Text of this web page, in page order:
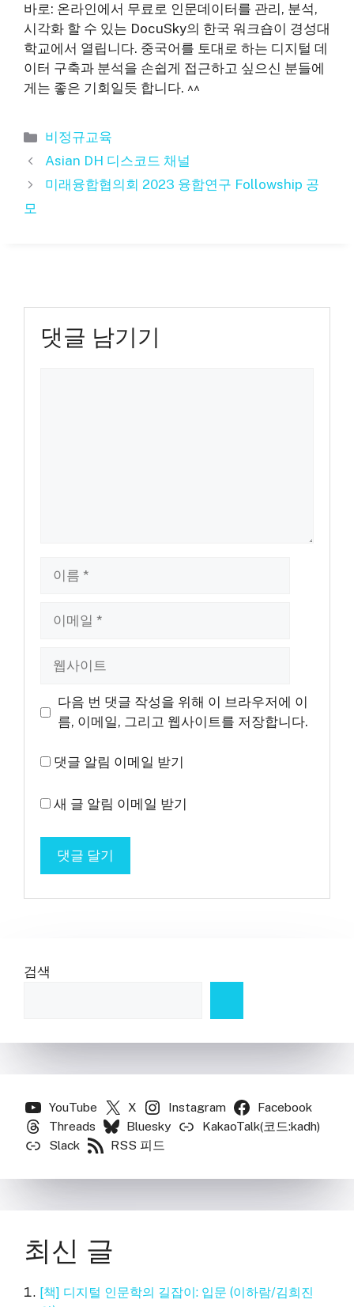
바로: 온라인에서 무료로 인문데이터를 관리, 분석,
시각화 할 수 있는 DocuSky의 한국 워크숍이 경성대
학교에서 열립니다. 중국어를 토대로 하는 디지털 데
이터 구축과 분석을 손쉽게 접근하고 싶으신 분들에
게는 좋은 기회일듯 합니다. ^^
카
테
리
비정규교육
Asian DH 디스코드 채널
미래융합협의회 2023 융합연구 Followship 공
모
댓글 남기기
트
다음 번 댓글 작성을 위해 이 브라우저에 이
름, 이메일, 그리고 웹사이트를 저장합니다.
댓글 알림 이메일 받기
새 글 알림 이메일 받기
검색
YouTube X Instagram
Facebook
Threads
Bluesky
KakaoTalk(코드:kadh)
Slack
RSS 피드
최신 글
[책] 디지털 인문학의 길잡이: 입문 (이하람/김희진